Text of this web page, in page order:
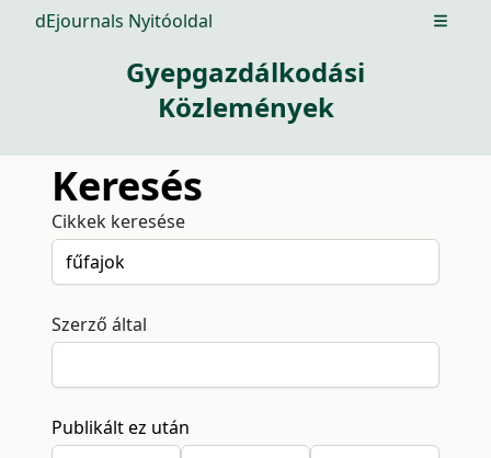
dEjournals Nyitóoldal Open
Gyepgazdálkodási
Közlemények
Keresés
Cikkek keresése
Szerző által
Publikált ez után